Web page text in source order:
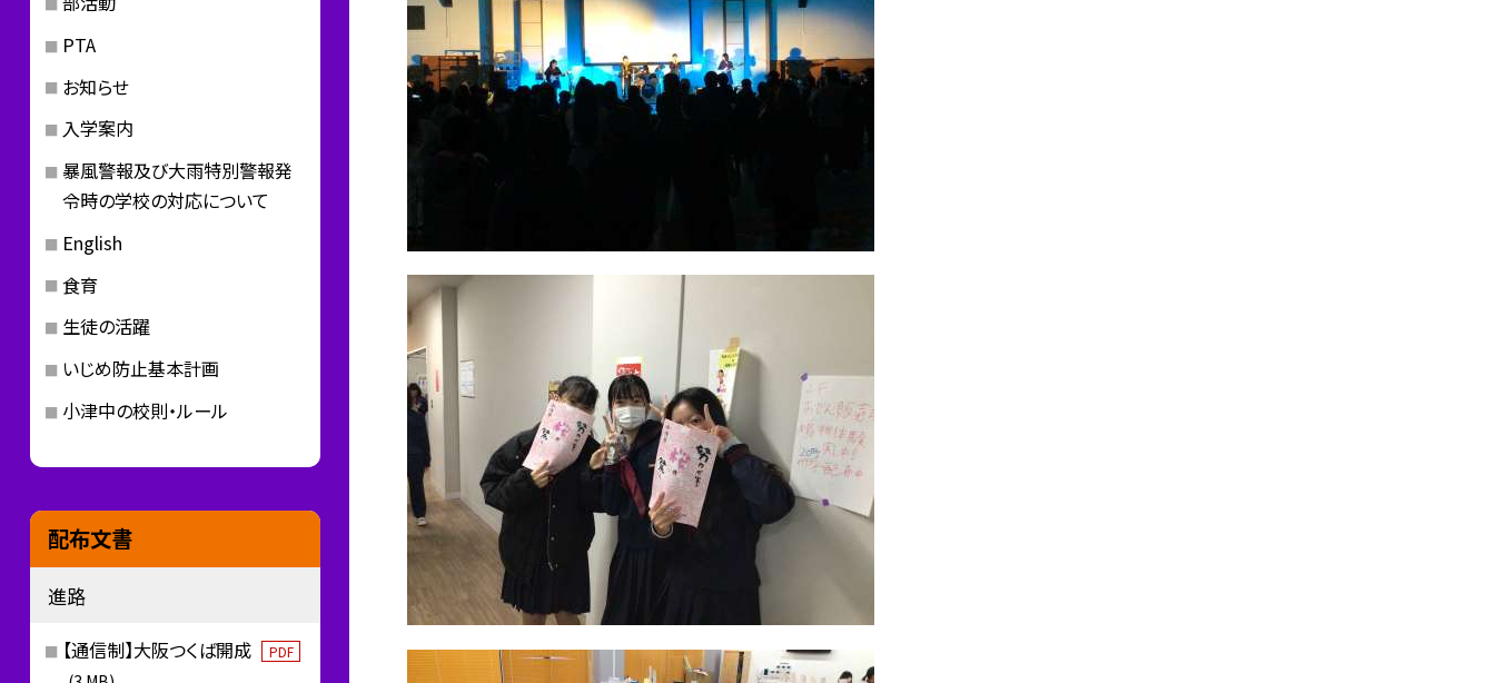
PTA
お知らせ
入学案内
暴風警報及び大雨特別警報発
令時の学校の対応について
English
食育
生徒の活躍
いじめ防止基本計画
小津中の校則・ルール
配布文書
進路
【通信制】大阪つくば開成 PDF